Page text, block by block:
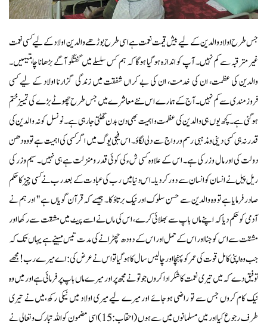
جس طرح اولاد والدین کے لیے بیش قیمت نعمت ہے اسی طرح بوڑھے والدین اولاد کے لیے کسی نعمت
غیر مترقبہ سے کم نہیں۔ آپ کو اندازہ ہوگیا ہوگا کہ ہم کس سلسلے میں گفتگو آگے بڑھانا چاہتیہیں۔
والدین کی عظمت، ان کی خدمت، ان کی بے کراں شفقت میں زندگی گزارنا اولاد کے لیے کسی
فروزمندی سے کم نہیں۔ آج کے ہمارے اس نئے معاشرے میں جس طرح چھوٹے بڑے کی تمییز ختم
ہوگئی ہے۔کچھ یوں ہی والدین کی عظمت و اہمیت بھی دن بدن گھٹتی جارہی ہے۔ نو نسل کو نہ والدین کی
قدر نہ ہی کسی دینی ومذہبی رسم ورواج سے دلی لگاؤ۔ اس فیجی یوگ میں اگر کسی کی اہمیت ہے تو وہ دھن
دولت کی اورمال وزر کی ہے۔ اس کے علاوہ کسی شء کی کوئی قدر ومنزلت ہے ہی نہیں۔ سیم وزر کی
ریل پیل نے انسان کو انسان سے دور کردیا۔ اس دنیا میں رب کی عبادت کے بعد رب نے کسی چیز کا حکم
صادر فرمایا ہے تو وہ والدین سے حسن سلوک اور نیک برتاؤ کا۔ جیسے کہ قرآن گویاں ہے '' اور ہم نے
آدمی کو حکم دیا کہ اپنے ماں باپ سے بھلائی کرے، اس کی ماں نے اسے پیٹ میں مشقت سے رکھا اور
مشقت سے اس کوجنا اور اس کے حمل اور اس کے دودھ چھڑانے کی مدت تیس مہینے ہے یہاں تک کہ
جب وہ اپنی کامل قوت کی عمر کو پہنچا اور چالیس سال کا ہوگیاتو اس نے عرض کی: اے میرے رب!مجھے
توفیق دے کہ میں تیری نعمت کا شکر ادا کروں جو تو نے مجھ پراور میرے ماں باپ پر فرمائی ہے اور میں وہ
نیک کام کروں جس سے تو راضی ہوجائے اور میرے لیے میری اولاد میں نیکی رکھ،میں نے تیری
طرف رجوع کیااور میں مسلمانوں میں سے ہوں (احقاب:15) اسی مضمون کو اللہ تبارک وتعالی نے